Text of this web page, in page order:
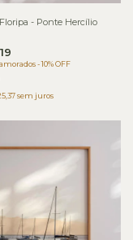
- Ponte Hercílio
- 10% OFF
sem juros